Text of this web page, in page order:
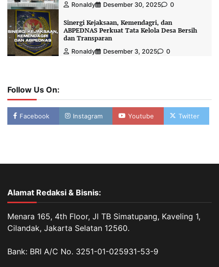
Ronaldy Desember 30, 2025 0
Sinergi Kejaksaan, Kemendagri, dan
ABPEDNAS Perkuat Tata Kelola Desa Bersih
dan Transparan
Ronaldy Desember 3, 2025 0
Follow Us On:
Facebook Instagram Youtube Twitter
Alamat Redaksi & Bisnis:
Menara 165, 4th Floor, Jl TB Simatupang, Kaveling 1,
Cilandak, Jakarta Selatan 12560.
Bank: BRI A/C No. 3251-01-025931-53-9